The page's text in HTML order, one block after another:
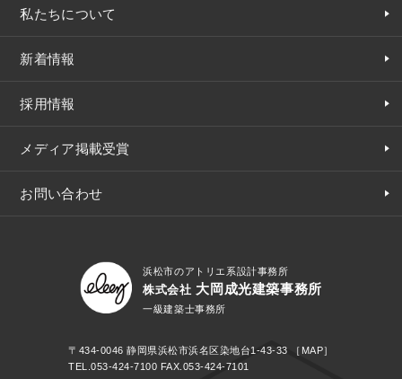
私たちについて
新着情報
採用情報
メディア掲載受賞
お問い合わせ
浜松市のアトリエ系設計事務所
株式会社 大岡成光建築事務所
一級建築士事務所
〒434-0046静岡県浜松市浜名区染地台1-43-33
［MAP］
TEL.053-424-7100 FAX.053-424-7101